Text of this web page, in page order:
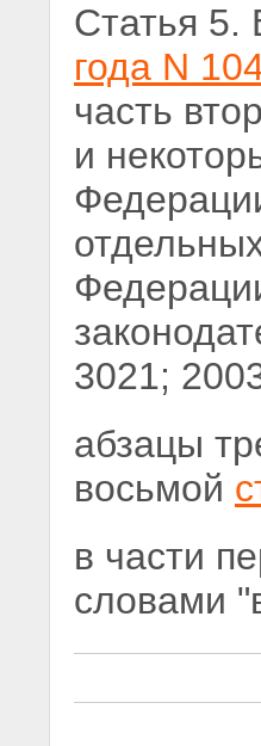
Статья 5.
года N
часть
и
3021;
абзацы
восьмой
в части
словами